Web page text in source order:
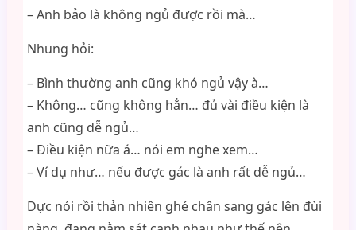
– Anh bảo là không ngủ được rồi mà…
Nhung hỏi:
– Bình thường anh cũng khó ngủ vậy à…
– Không… cũng không hẳn… đủ vài điều kiện là
anh cũng dễ ngủ…
– Điều kiện nữa á… nói em nghe xem…
– Ví dụ như… nếu được gác là anh rất dễ ngủ…
Dực nói rồi thản nhiên ghé chân sang gác lên đùi